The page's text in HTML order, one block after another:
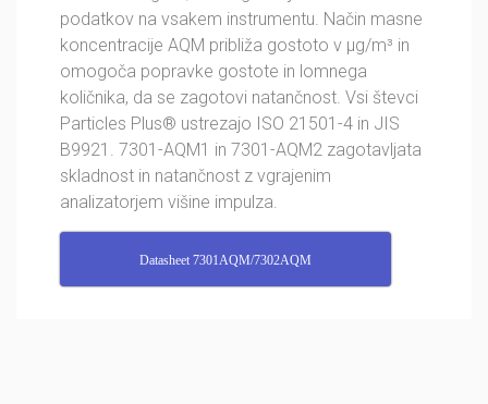
podatkov na vsakem instrumentu. Način masne
koncentracije AQM približa gostoto v µg/m³ in
omogoča popravke gostote in lomnega
količnika, da se zagotovi natančnost. Vsi števci
Particles Plus® ustrezajo ISO 21501-4 in JIS
B9921. 7301-AQM1 in 7301-AQM2 zagotavljata
skladnost in natančnost z vgrajenim
analizatorjem višine impulza.
Datasheet 7301AQM/7302AQM